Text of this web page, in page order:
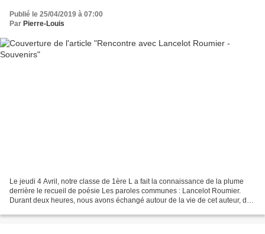
Publié le 25/04/2019 à 07:00
Par Pierre-Louis
Le jeudi 4 Avril, notre classe de 1ère L a fait la connaissance de la plume
derrière le recueil de poésie Les paroles communes : Lancelot Roumier.
Durant deux heures, nous avons échangé autour de la vie de cet auteur, de